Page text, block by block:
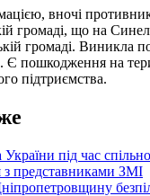
вночі
громаді, що на
громаді. Виникла
Є пошкодження на
підтриємства.
під час
з представниками ЗМІ